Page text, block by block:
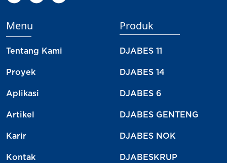
Menu
Tentang Kami
Proyek
Aplikasi
Artikel
Karir
Kontak
Produk
DJABES 11
DJABES 14
DJABES 6
DJABES GENTENG
DJABES NOK
DJABESKRUP